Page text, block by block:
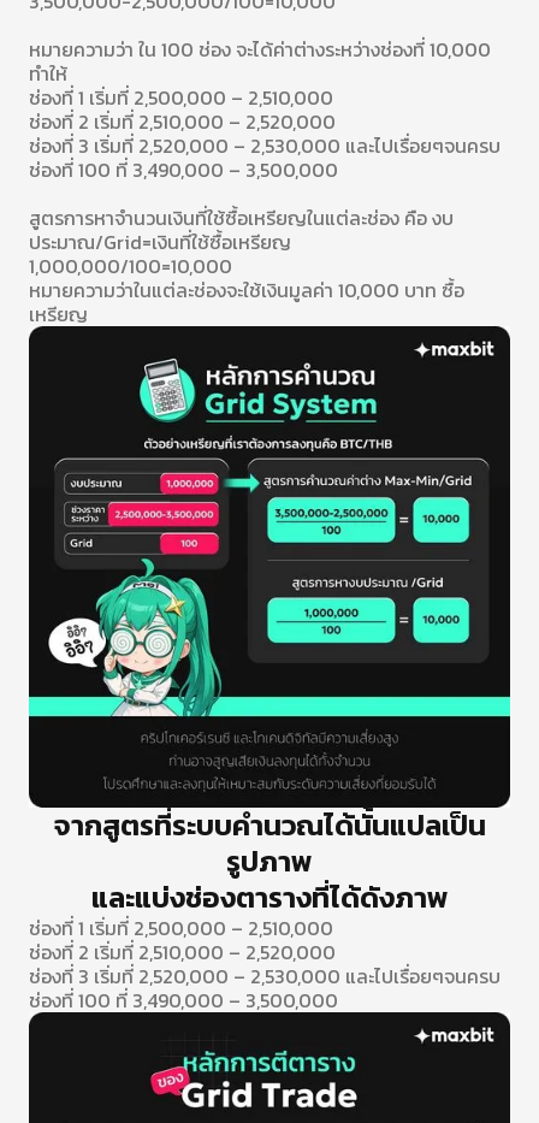
หมายความว่า ใน 100 ช่อง จะได้ค่าต่างระหว่างช่องที่ 10,000
ทำให้
ช่องที่ 1 เริ่มที่ 2,500,000 – 2,510,000
ช่องที่ 2 เริ่มที่ 2,510,000 – 2,520,000
ช่องที่ 3 เริ่มที่ 2,520,000 – 2,530,000 และไปเรื่อยๆจนครบ
ช่องที่ 100 ที่ 3,490,000 – 3,500,000
สูตรการหาจำนวนเงินที่ใช้ซื้อเหรียญในแต่ละช่อง คือ งบ
ประมาณ/Grid=เงินที่ใช้ซื้อเหรียญ
1,000,000/100=10,000
หมายความว่าในแต่ละช่องจะใช้เงินมูลค่า 10,000 บาท ซื้อ
เหรียญ
จากสูตรที่ระบบคำนวณได้นั้นแปลเป็น
รูปภาพ
และแบ่งช่องตารางที่ได้ดังภาพ
ช่องที่ 1 เริ่มที่ 2,500,000 – 2,510,000
ช่องที่ 2 เริ่มที่ 2,510,000 – 2,520,000
ช่องที่ 3 เริ่มที่ 2,520,000 – 2,530,000 และไปเรื่อยๆจนครบ
ช่องที่ 100 ที่ 3,490,000 – 3,500,000